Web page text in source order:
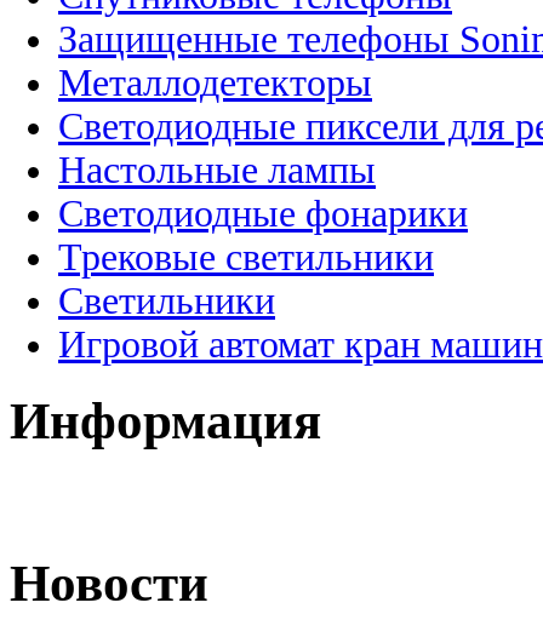
Защищенные телефоны
Металлодетекторы
Светодиодные пиксели для
Настольные лампы
Светодиодные фонарики
Трековые светильники
Светильники
Игровой автомат кран
Информация
Новости